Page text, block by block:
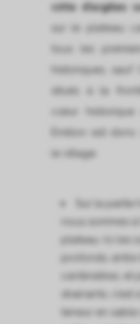
côte d’argiles
sur le plateau
tous les
historiques,
situés à la
cœur
Émilion est
le village.
Sur la
nous sommes
plateau. Ici les
profonds,
centimètres, et
drainants,
teneur en sable